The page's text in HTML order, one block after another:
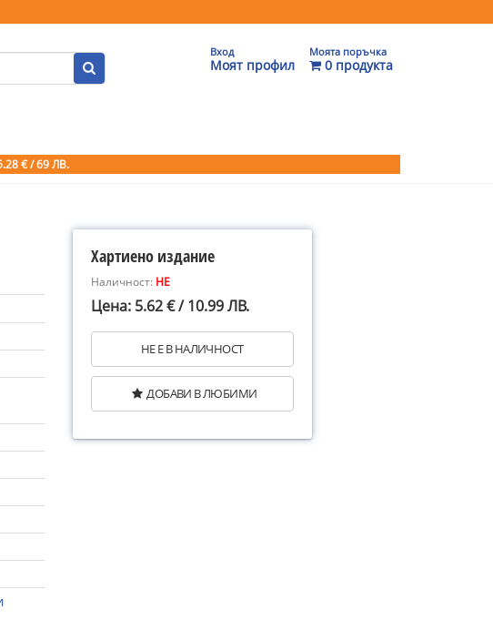
Вход
Моят профил
Моята поръчка
0 продукта
€ / 69 ЛВ.
Хартиено издание
Наличност: НЕ
Цена: 5.62 € / 10.99 ЛВ.
НЕ Е В НАЛИЧНОСТ
ДОБАВИ В ЛЮБИМИ